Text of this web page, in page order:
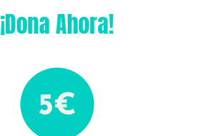
¡Dona Ahora!